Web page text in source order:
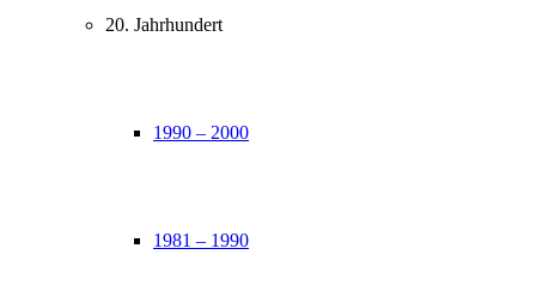
20. Jahrhundert
1990 – 2000
1981 – 1990